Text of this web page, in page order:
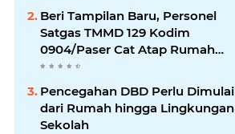
Beri Tampilan Baru, Personel
Satgas TMMD 129 Kodim
0904/Paser Cat Atap Rumah
Marbot
Pencegahan DBD Perlu Dimulai
dari Rumah hingga Lingkungan
Sekolah